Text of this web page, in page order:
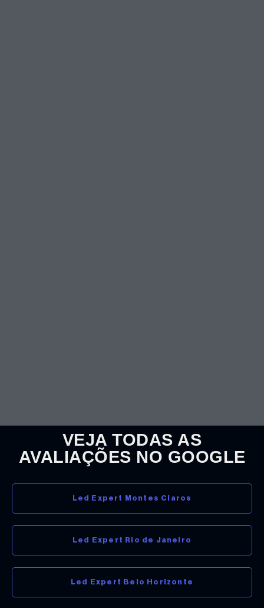
VEJA TODAS AS
AVALIAÇÕES NO GOOGLE
Led Expert Montes Claros
Led Expert Rio de Janeiro
Led Expert Belo Horizonte